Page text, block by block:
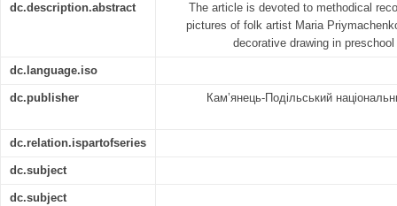
dc.description.abstract
The article is devoted to methodical
pictures of folk artist Maria
decorative drawing in
dc.language.iso
dc.publisher Кам’янець-Подільський
dc.relation.ispartofseries
dc.subject
dc.subject